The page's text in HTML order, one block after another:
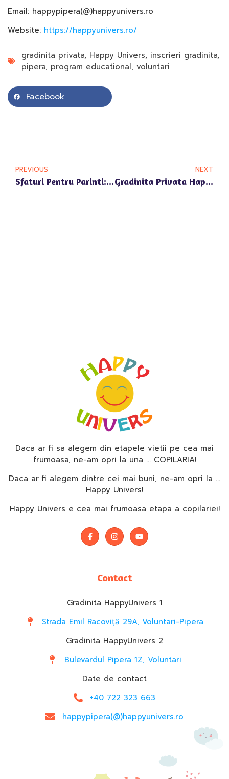
Email: happypipera(@)happyunivers.ro
Website: https://happyunivers.ro/
gradinita privata, Happy Univers, inscrieri gradinita,
pipera, program educational, voluntari
Facebook
PREVIOUS
Sfaturi Pentru Parinti: Pregatirea Copilului Pentru Gradinita Happy Univers Voluntari
NEXT
Gradinita Privata Happy Univers Voluntari: Suport Pentru Copiii Timizi
Daca ar fi sa alegem din etapele vietii pe cea mai
frumoasa, ne-am opri la una … COPILARIA!
Daca ar fi alegem dintre cei mai buni, ne-am opri la …
Happy Univers!
Happy Univers e cea mai frumoasa etapa a copilariei!
Contact
Gradinita HappyUnivers 1
Strada Emil Racoviță 29A, Voluntari-Pipera
Gradinita HappyUnivers 2
Bulevardul Pipera 1Z, Voluntari
Date de contact
+40 722 323 663
happypipera(@)happyunivers.ro